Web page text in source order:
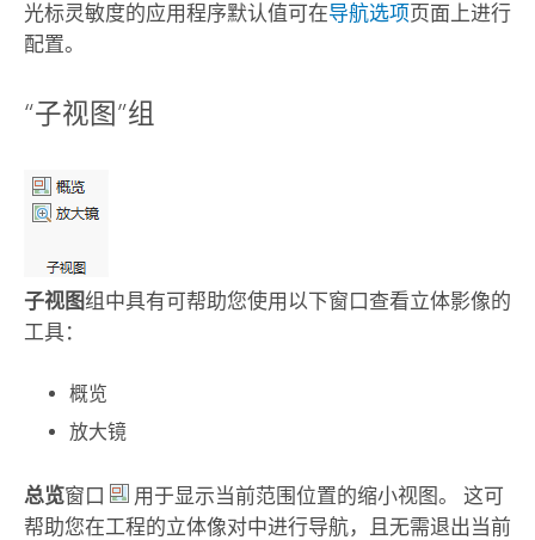
光标灵敏度的应用程序默认值可在导航选项页面上进行
配置。
“子视图”组
子视图组中具有可帮助您使用以下窗口查看立体影像的
工具：
概览
放大镜
总览窗口
用于显示当前范围位置的缩小视图。 这可
帮助您在工程的立体像对中进行导航，且无需退出当前